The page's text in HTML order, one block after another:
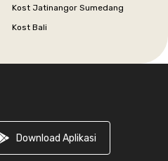
Kost Jatinangor Sumedang
Kost Bali
Download Aplikasi